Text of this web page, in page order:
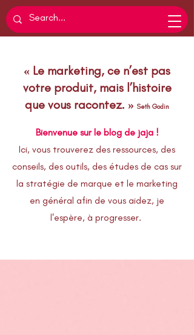
« Le marketing, ce n’est pas
votre produit, mais l’histoire
que vous racontez. » Seth Godin
Bienvenue sur le blog de jaja !
Ici, vous trouverez des ressources, des
conseils, des outils, des études de cas sur
la stratégie de marque et le marketing
en général afin de vous aidez, je
l'espère, à progresser.